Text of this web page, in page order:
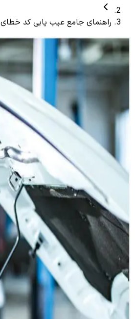
راهنمای جامع عیب یابی کد خطای B1346 | دلایل، علائم و راهنمای مرحله به مرحله